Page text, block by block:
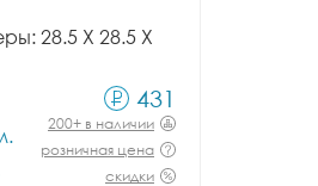
28.5 X 28.5 X
431
200+ в наличии
розничная цена
скидки